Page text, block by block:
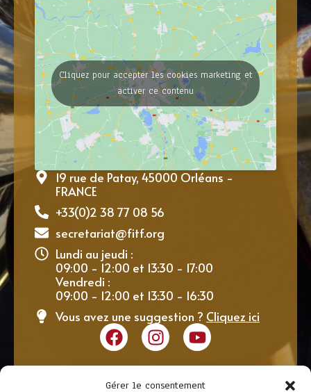
Gérer le consentement
Cliquez pour accepter les cookies marketing et
activer ce contenu
19 rue de Patay, 45000 Orléans -
FRANCE
+33(0)2 38 77 08 56
secretariat@fitf.org
Lundi au jeudi :
09:00 - 12:00 et 13:30 - 17:00
Vendredi :
09:00 - 12:00 et 13:30 - 16:30
Vous avez une suggestion ? Cliquez ici